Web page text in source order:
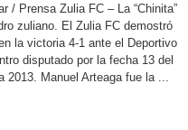
/ Prensa Zulia FC – La “Chinita”
zuliano. El Zulia FC demostró
la victoria 4-1 ante el Deportivo
disputado por la fecha 13 del
2013. Manuel Arteaga fue la ...